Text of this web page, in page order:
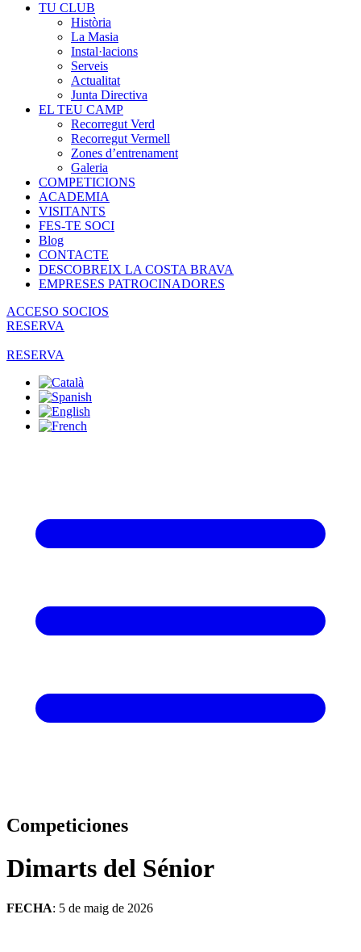
TU CLUB
Història
La Masia
Instal·lacions
Serveis
Actualitat
Junta Directiva
EL TEU CAMP
Recorregut Verd
Recorregut Vermell
Zones d’entrenament
Galeria
COMPETICIONS
ACADEMIA
VISITANTS
FES-TE SOCI
Blog
CONTACTE
DESCOBREIX LA COSTA BRAVA
EMPRESES PATROCINADORES
ACCESO SOCIOS
RESERVA
RESERVA
Competiciones
Dimarts del Sénior
FECHA: 5 de maig de 2026